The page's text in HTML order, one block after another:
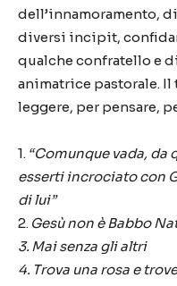
dell’innamoramento,
diversi incipit,
qualche confratello e
animatrice pastorale. Il
leggere, per pensare,
1. “Comunque vada, da
esserti incrociato con
di lui”
2. Gesù non è Babbo
3. Mai senza gli altri
4. Trova una rosa e